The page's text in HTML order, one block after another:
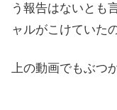
う報告はないとも
ャルがこけていた
上の動画でもぶつ